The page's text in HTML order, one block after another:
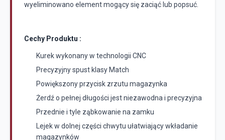
wyeliminowano element mogący się zaciąć lub popsuć.
Cechy Produktu :
Kurek wykonany w technologii CNC
Precyzyjny spust klasy Match
Powiększony przycisk zrzutu magazynka
Żerdź o pełnej długości jest niezawodna i precyzyjna
Przednie i tyle ząbkowanie na zamku
Lejek w dolnej części chwytu ułatwiający wkładanie
magazynków